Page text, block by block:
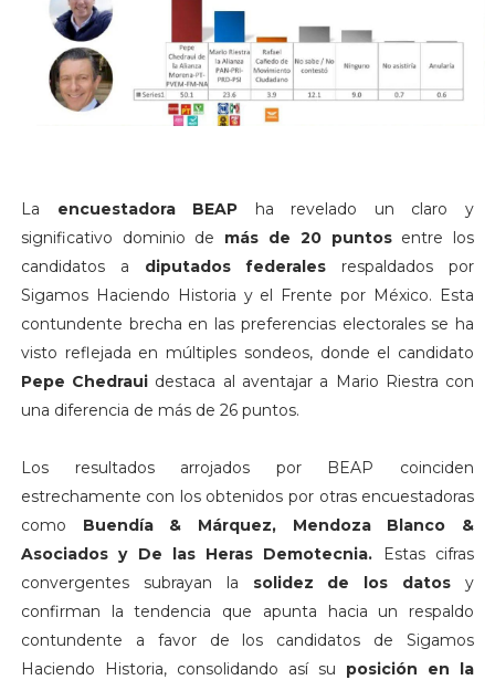
La encuestadora BEAP ha revelado un claro y
significativo dominio de más de 20 puntosentre los
candidatos a diputados federales respaldados por
Sigamos Haciendo Historia y el Frente por México. Esta
contundente brecha en las preferencias electorales se ha
visto reflejada en múltiples sondeos, donde el candidato
Pepe Chedraui destaca al aventajar a Mario Riestra con
una diferencia de más de 26 puntos.
Los resultados arrojados por BEAP coinciden
estrechamente con los obtenidos por otras encuestadoras
como Buendía & Márquez, Mendoza Blanco &
Asociados y De las Heras Demotecnia. Estas cifras
convergentes subrayan la solidez de los datos y
confirman la tendencia que apunta hacia un respaldo
contundente a favor de los candidatos de Sigamos
Haciendo Historia, consolidando así su posición en la